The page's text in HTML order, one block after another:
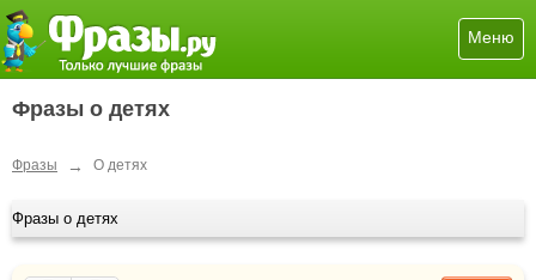
Меню
Фразы о детях
Фразы → О детях
Фразы о детях